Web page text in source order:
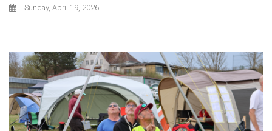
Sunday, April 19, 2026